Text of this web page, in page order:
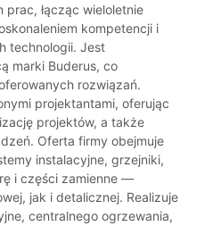
łącząc wieloletnie
kompetencji i
technologii. Jest
marki Buderus, co
rozwiązań.
projektantami, oferując
projektów, a także
Oferta firmy obejmuje
instalacyjne, grzejniki,
i części zamienne —
jak i detalicznej. Realizuje
centralnego ogrzewania,